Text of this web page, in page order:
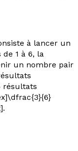
à lancer un
1 à 6, la
un nombre pair
résultats